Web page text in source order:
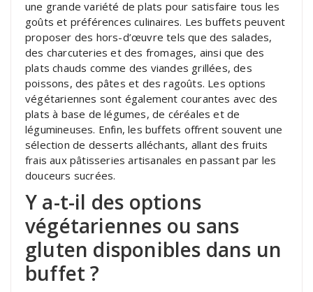
une grande variété de plats pour satisfaire tous les
goûts et préférences culinaires. Les buffets peuvent
proposer des hors-d’œuvre tels que des salades,
des charcuteries et des fromages, ainsi que des
plats chauds comme des viandes grillées, des
poissons, des pâtes et des ragoûts. Les options
végétariennes sont également courantes avec des
plats à base de légumes, de céréales et de
légumineuses. Enfin, les buffets offrent souvent une
sélection de desserts alléchants, allant des fruits
frais aux pâtisseries artisanales en passant par les
douceurs sucrées.
Y a-t-il des options
végétariennes ou sans
gluten disponibles dans un
buffet ?